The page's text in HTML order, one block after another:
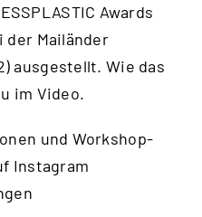
Awards
der Mailänder
ausgestellt. Wie das
im Video.
und Workshop-
Instagram